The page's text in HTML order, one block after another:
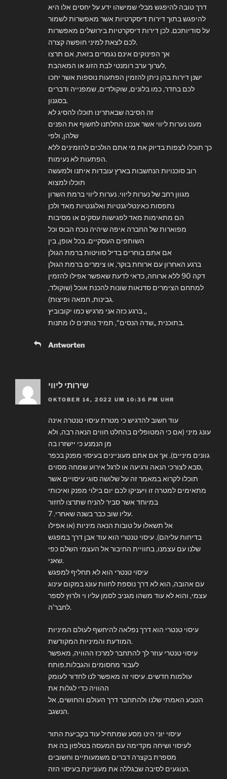
דרך טובה להיפגש מבלי שמישהו ידע על יחסים אלו היא
להיפגש בתוך דירות דיסקרטיות אשר מאפשרות לשמור
על סודיותכם. לכן דירות דיסקרטיות בירושלים מאפשרות
לכם לצאת למיני חופשה קצרה.
אך הפינוקים אינם נגמרים בזאת, אם תרצו
לערוך ערב רומנטי לבת הזוג או המאהבת,
ישנן דירות בהן ניתן להזמין הפתעות נוספות אשר יחכו
לכם בחדר, כמו בלונים, שוקולדים, שמפנייה ודברים
בסגנון.
זה הסיבה שבאתרינו תוכלו להסיג לא
מעט נערות ליווי אשר אנכנו החלתנו לחשוף את הפנים
שלהן, ולפי
כך תוכלו לצפות בדיוק את מי אתם הולכים להזמינים ללא
הפתעות לא נעימות.
רוב סוכנויות הנחשבות בארץ עובדות איתנו ולמעשה
תוכלו למצוא
מגוון רחב של נערות ליווי. נערות ליווי ברמת השרון
נתפסות כאינטליגנטיות ואלגנטיות מאד ולכן
הם מתאימות מאד לפגישות עסקים או מסיבות
מפוארות של החברה איפה שיהיה נוכח הבוס וכל
השותפים העסקיים. בכל אופן, בין
אם אתם בוחרים בדיל סוויטות ברמת הגולן
ברגע האחרון עם ארוחת בוקר, או צימרים ברמת הגולן
דקה 90 ללא ארוחה, כדאי לדעת שאפשר אפילו להזמין
למתחם הצימרים סדנאות שונות להכנת אוכל (שוקולד,
גבינות, חמאה ופיצות).
ברגע כזה אני מרגיש כמו יקובוביץ ‚,
בתוכנית „שדה הנסים“, תמיד נותנים לו מתנות.
Antworten
שירותי ליווי
OKTOBER 14, 2022 UM 10:36 PM UHR
עוד חשוב להדגיש כי מטרת עיסוי טנטרה אינה
עונג מיני (אם כי המטופלים בהחלט חווים הנאה רבה, ולא
מן הנמנע כי יישזרו בה
גוונים מיניים). אך אם אתם מעוניינים בעיסוי מפנק בכפר
סבא לצורכי הנאה ורגיעה או לרגל אירוע שמחה מסוים,
תוכלו לקרוא במאמר זה על שלושה סוגי עיסויים אשר
מתאימים למטרה זו ויעניקו לכם יום בילוי מפנק ואיכותי
במיוחד אשר סביר להניח שתרצו לחזור
עליו שוב כבר בשנה שאחרי. 7.
אל תשאלו על טובות הנאה מיניות (או אפילו
בדיחות עליהם). עיסוי טנטרי הוא עוד אבן דרך במפגש
שלנו עם עצמנו, בחוויית החיבור אל העצמי השלם כפי
שאני.
עיסוי טנטרי הוא לא תחליף למפגש
עם אהובה, הוא לא דרך נוספת לחוות עונג במקום עינוג
עצמי, והוא לא עוד משהו מגניב לסמן עליו וי ולרוץ לספר
לחבר’ה.
עיסוי טנטרי הוא דרך נפלאה להיחשף לעולם המיניות
המודעת והמיניות המקודשת.
עיסוי טנטרי עוזר לך להתחבר למרכז ההוויה, מאפשר
לעבור מחסומים והגבלות.פותח
עולמות חדשים. עיסוי זה מאפשר לנו לחדור לעומק
ההוויה כדי לגלות את
הטבע האמתי שלנו ולהתחבר דרך העולם והחושים, אל
הנשגב.
עיסוי יוני הינו מסע שמתחיל עוד בקביעת התור
לעיסוי ושיחה מקדימה עם המעסה בטלפון בה את
מספרת בקצרה דברים משמעותיים וחשובים
הנוגעים לסיבה שבגללה את מעוניינת בעיסוי הזה.